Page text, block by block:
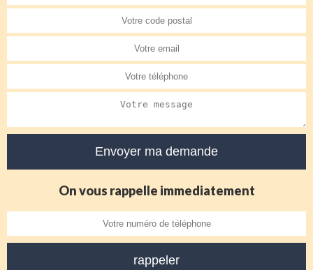
On vous rappelle immediatement